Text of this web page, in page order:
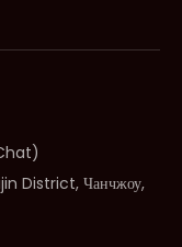
District, Чанчжоу,